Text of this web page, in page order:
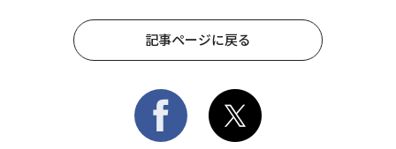
記事ページに戻る